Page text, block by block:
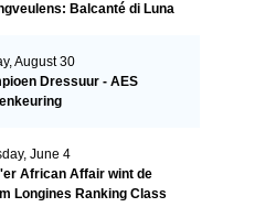
Balcanté di Luna
August 30
Dressuur - AES
June 4
African Affair wint de
Longines Ranking Class